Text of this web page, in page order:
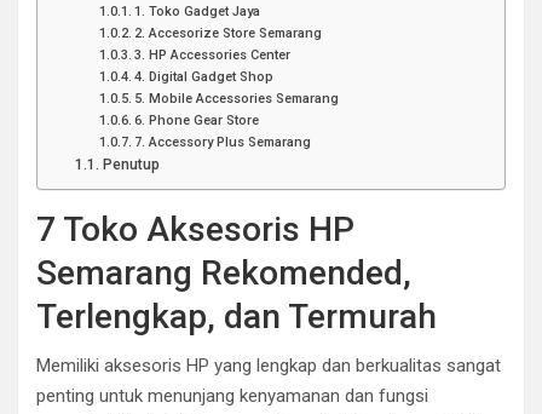
1. Toko Gadget Jaya
2. Accesorize Store Semarang
3. HP Accessories Center
4. Digital Gadget Shop
5. Mobile Accessories Semarang
6. Phone Gear Store
7. Accessory Plus Semarang
Penutup
7 Toko Aksesoris HP
Semarang Rekomended,
Terlengkap, dan Termurah
Memiliki aksesoris HP yang lengkap dan berkualitas sangat
penting untuk menunjang kenyamanan dan fungsi